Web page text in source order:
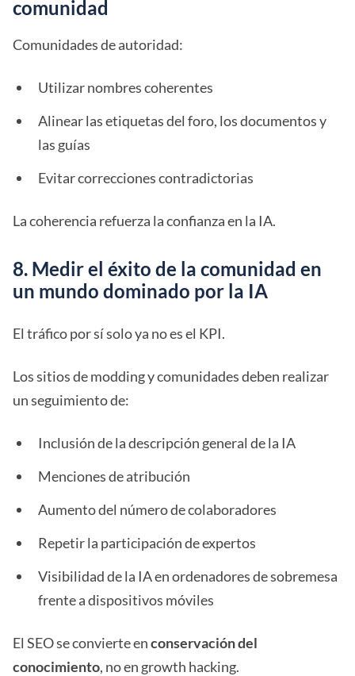
comunidad
Comunidades de autoridad:
Utilizar nombres coherentes
Alinear las etiquetas del foro, los documentos y
las guías
Evitar correcciones contradictorias
La coherencia refuerza la confianza en la IA.
8. Medir el éxito de la comunidad en
un mundo dominado por la IA
El tráfico por sí solo ya no es el KPI.
Los sitios de modding y comunidades deben realizar
un seguimiento de:
Inclusión de la descripción general de la IA
Menciones de atribución
Aumento del número de colaboradores
Repetir la participación de expertos
Visibilidad de la IA en ordenadores de sobremesa
frente a dispositivos móviles
El SEO se convierte enconservación del
conocimiento, no en growth hacking.